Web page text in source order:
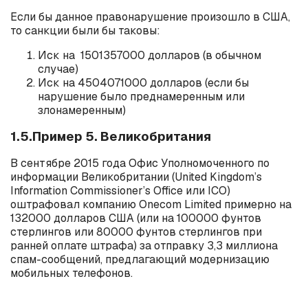
Если бы данное правонарушение произошло в США,
то санкции были бы таковы:
Иск на 1501357000 долларов (в обычном
случае)
Иск на 4504071000 долларов (если бы
нарушение было преднамеренным или
злонамеренным)
1.5.Пример 5. Великобритания
В сентябре 2015 года Офис Уполномоченного по
информации Великобритании (United Kingdom’s
Information Commissioner’s Office или ICO)
оштрафовал компанию Onecom Limited примерно на
132000 долларов США (или на 100000 фунтов
стерлингов или 80000 фунтов стерлингов при
ранней оплате штрафа) за отправку 3,3 миллиона
спам-сообщений, предлагающий модернизацию
мобильных телефонов.